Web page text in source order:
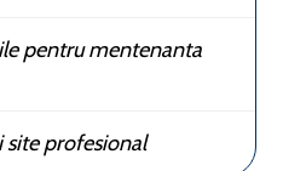
pentru mentenanta
site profesional